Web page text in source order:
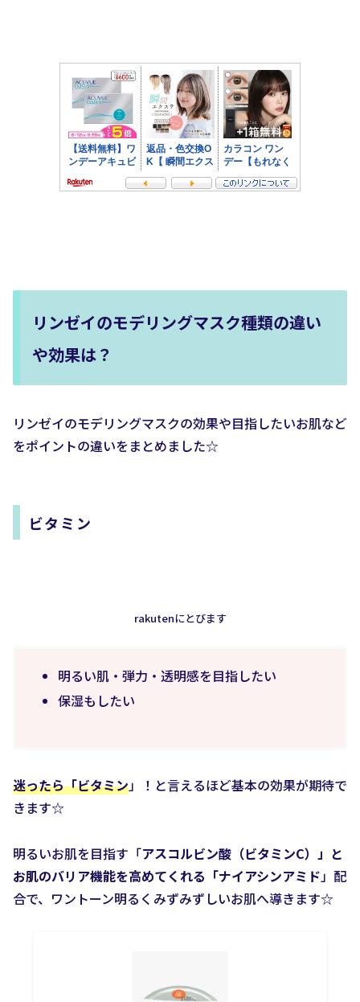
リンゼイのモデリングマスク種類の違い
や効果は？
リンゼイのモデリングマスクの効果や目指したいお肌など
をポイントの違いをまとめました☆
ビタミン
rakutenにとびます
明るい肌・弾力・透明感を目指したい
保湿もしたい
迷ったら「ビタミン」！と言えるほど基本の効果が期待で
きます☆
明るいお肌を目指す「アスコルビン酸（ビタミンC）」と
お肌のバリア機能を高めてくれる「ナイアシンアミド 」配
合で、ワントーン明るくみずみずしいお肌へ導きます☆